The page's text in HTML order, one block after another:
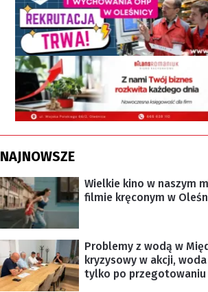
NAJNOWSZE
Wielkie kino w naszym
filmie kręconym w
Problemy z wodą w
kryzysowy w akcji,
tylko po przegotowaniu